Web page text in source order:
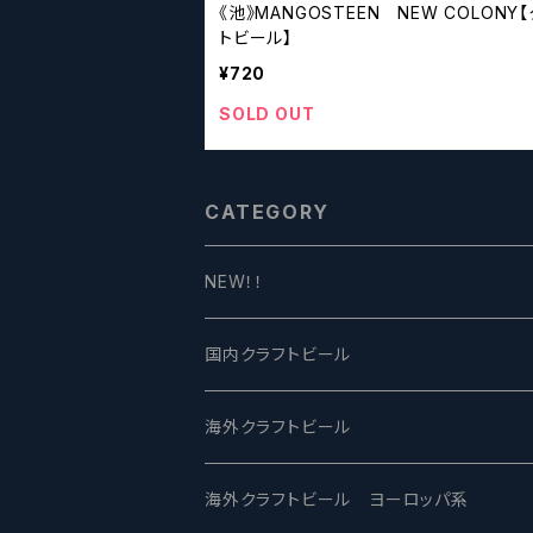
《池》MANGOSTEEN NEW COLONY【
トビール】
¥720
SOLD OUT
CATEGORY
NEW！！
国内クラフトビール
UCHU BREWING -うちゅうブルーイング
バテレ -VERTERE
海外クラフトビール
Modern Times モダンタイムズ
海外クラフトビール ヨーロッパ系